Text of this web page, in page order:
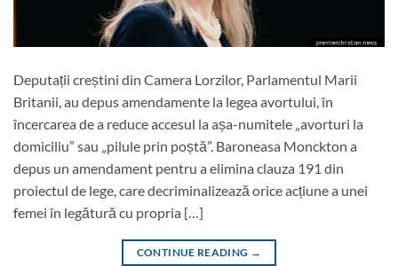
Deputații creștini din Camera Lorzilor, Parlamentul Marii
Britanii, au depus amendamente la legea avortului, în
încercarea de a reduce accesul la așa-numitele „avorturi la
domiciliu” sau „pilule prin poștă”. Baroneasa Monckton a
depus un amendament pentru a elimina clauza 191 din
proiectul de lege, care decriminalizează orice acțiune a unei
femei în legătură cu propria […]
CONTINUE READING →